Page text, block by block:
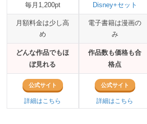
毎月1,200pt
Disney+セット
月額料金は少し高
め
電子書籍は漫画の
み
どんな作品でもほ
ぼ見れる
作品数も価格も合
格点
公式サイト
詳細はこちら
公式サイト
詳細はこちら